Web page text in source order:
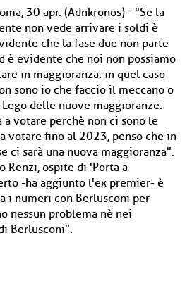
30 apr. (Adnkronos) - "Se la
non vede arrivare i soldi è
che la fase due non parte
è evidente che noi non possiamo
in maggioranza: in quel caso
sono io che faccio il meccano o
delle nuove maggioranze:
a votare perchè non ci sono le
votare fino al 2023, penso che in
ci sarà una nuova maggioranza".
Renzi, ospite di 'Porta a
-ha aggiunto l'ex premier- è
i numeri con Berlusconi per
nessun problema nè nei
Berlusconi".